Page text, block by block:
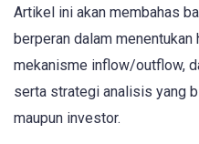
Artikel ini akan membahas
berperan dalam
mekanisme inflow/outflow,
serta strategi analisis yang
maupun investor.